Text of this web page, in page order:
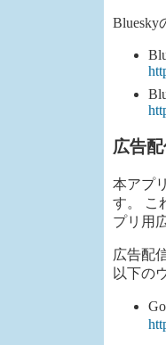
Bluesky
広告
本アプ
す。 こ
プリ用
広告配
以下の